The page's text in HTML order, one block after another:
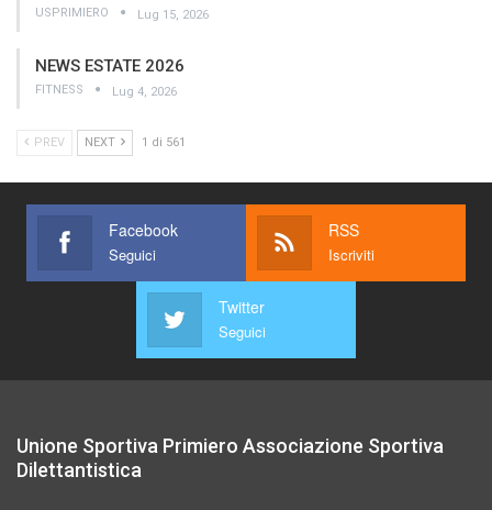
USPRIMIERO Lug 15, 2026
NEWS ESTATE 2026
FITNESS Lug 4, 2026
PREV NEXT 1 di 561
Facebook
Seguici
RSS
Iscriviti
Twitter
Seguici
Unione Sportiva Primiero Associazione Sportiva
Dilettantistica